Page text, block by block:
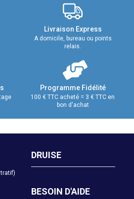
Livraison Express
A domicile, bureau ou points
relais.
Programme Fidélité
100 € TTC acheté = 3 € TTC en
bon d'achat
DRUISE
BESOIN D'AIDE